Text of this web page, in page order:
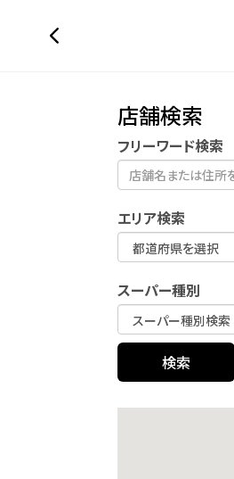
店舗検索
フリーワード検索
エリア検索
スーパー種別
検索